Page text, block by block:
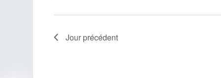
Jour précédent